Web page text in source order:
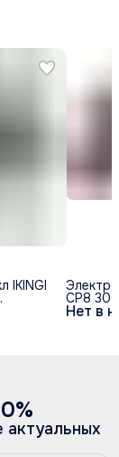
IKINGI
Нет в
CP8
актуальных